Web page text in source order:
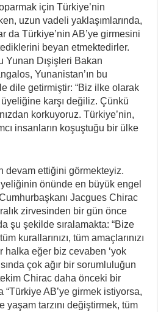
için Türkiye’nin
uzun vadeli yaklaşımlarında,
da Türkiye’nin AB’ye girmesini
beyan etmektedirler.
Yunan Dışişleri Bakan
Yunanistan’ın bu
dile getirmiştir: “Biz ilke olarak
karşı değiliz. Çünkü
korkuyoruz. Türkiye’nin,
insanların koşuştuğu bir ülke
devam ettiğini görmekteyiz.
önünde en büyük engel
Jacgues Chirac
zirvesinden bir gün önce
şu şekilde sıralamakta: “Bize
kurallarınızı, tüm amaçlarınızı
halka eğer biz cevaben ‘yok
çok ağır bir sorumluluğun
Chirac daha önceki bir
“Türkiye AB’ye girmek istiyorsa,
yaşam tarzını değiştirmek, tüm